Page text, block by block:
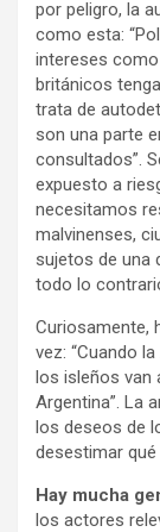
por peligro, la
como esta:
intereses
británicos
trata de
son una parte
consultados”.
expuesto a
necesitamos
malvinenses,
sujetos de una
todo lo
Curiosamente,
vez: “Cuando
los isleños van
Argentina”. La
los deseos de
desestimar
Hay mucha
los actores